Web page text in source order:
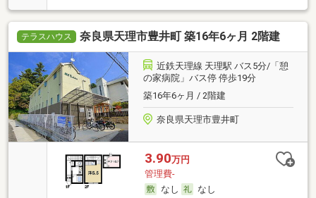
テラスハウス 奈良県天理市豊井町 築16年6ヶ月 2階建
近鉄天理線 天理駅 バス5分/「憩
の家病院」バス停 停歩19分
築16年6ヶ月 / 2階建
奈良県天理市豊井町
3.90万円
管理費-
なし
なし